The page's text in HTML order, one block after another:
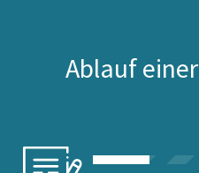
Ablauf einer